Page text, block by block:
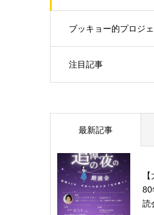
ブッキョー的プロジ
注目記事
最新記事
80
読